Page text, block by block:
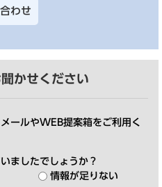
わせ
かせください
ールやWEB提案箱をご利用く
ましたでしょうか？
情報が足りない